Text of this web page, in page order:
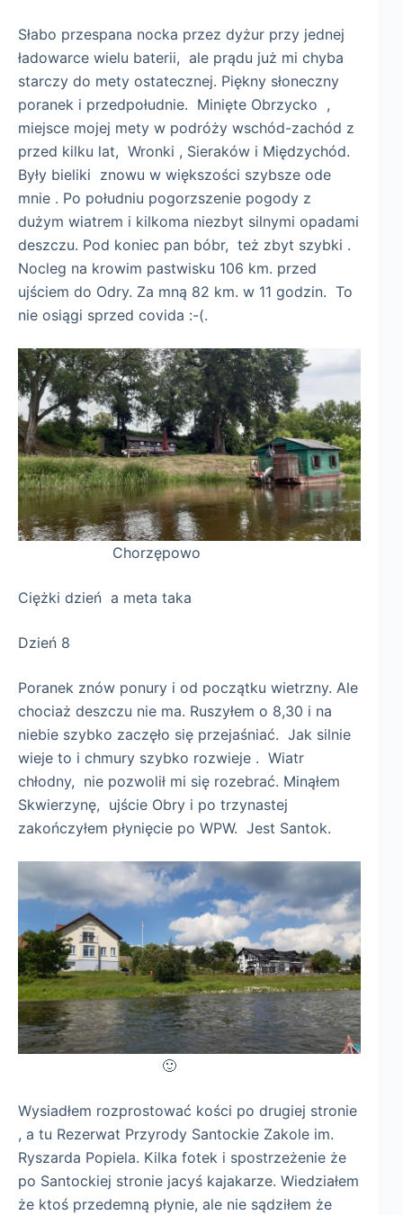
Słabo przespana nocka przez dyżur przy jednej
ładowarce wielu baterii, ale prądu już mi chyba
starczy do mety ostatecznej. Piękny słoneczny
poranek i przedpołudnie. Minięte Obrzycko ,
miejsce mojej mety w podróży wschód-zachód z
przed kilku lat, Wronki , Sieraków i Międzychód.
Były bieliki znowu w większości szybsze ode
mnie . Po południu pogorzszenie pogody z
dużym wiatrem i kilkoma niezbyt silnymi opadami
deszczu. Pod koniec pan bóbr, też zbyt szybki .
Nocleg na krowim pastwisku 106 km. przed
ujściem do Odry. Za mną 82 km. w 11 godzin. To
nie osiągi sprzed covida :-(.
Chorzępowo
Ciężki dzień a meta taka
Dzień 8
Poranek znów ponury i od początku wietrzny. Ale
chociaż deszczu nie ma. Ruszyłem o 8,30 i na
niebie szybko zaczęło się przejaśniać. Jak silnie
wieje to i chmury szybko rozwieje . Wiatr
chłodny, nie pozwolił mi się rozebrać. Minąłem
Skwierzynę, ujście Obry i po trzynastej
zakończyłem płynięcie po WPW. Jest Santok.
🙂
Wysiadłem rozprostować kości po drugiej stronie
, a tu Rezerwat Przyrody Santockie Zakole im.
Ryszarda Popiela. Kilka fotek i spostrzeżenie że
po Santockiej stronie jacyś kajakarze. Wiedziałem
że ktoś przedemną płynie, ale nie sądziłem że